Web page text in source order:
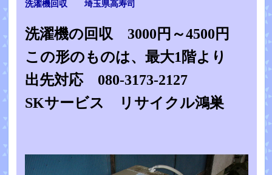
洗濯機回収 埼玉県高寿司
洗濯機の回収 3000円～4500円
この形のものは、最大1階より
出先対応 080-3173-2127
SKサービス リサイクル鴻巣